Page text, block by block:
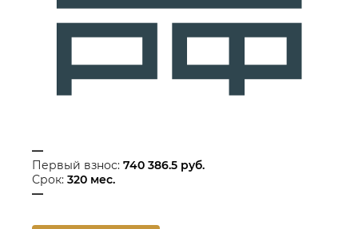
—
Первый взнос: 740 386.5 руб.
Срок: 320 мес.
—